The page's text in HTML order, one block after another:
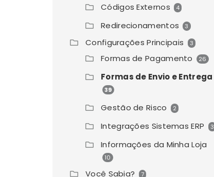
Códigos Externos 4
Redirecionamentos 3
Configurações Principais 3
Formas de Pagamento 26
Formas de Envio e Entrega
39
Gestão de Risco 2
Integrações Sistemas ERP 3
Informações da Minha Loja
10
Você Sabia? 7